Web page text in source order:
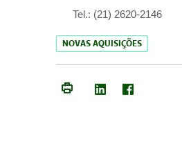
Tel.: (21) 2620-2146
NOVAS AQUISIÇÕES